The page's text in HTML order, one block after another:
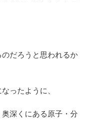
だろうと思われるか
ったように、
深くにある原子・分